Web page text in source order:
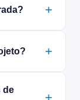
de